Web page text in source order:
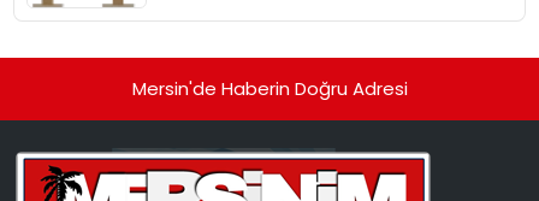
Mersin'de Haberin Doğru Adresi